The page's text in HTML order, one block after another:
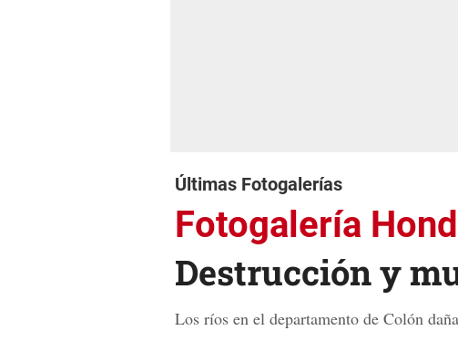
Últimas Fotogalerías
Fotogalería
Destrucción y
Los ríos en el departamento de Colón